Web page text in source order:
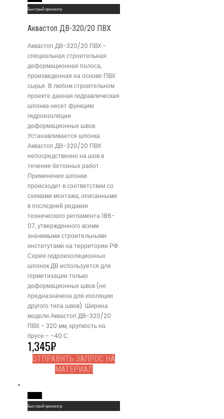
Быстрый просмотр
Аквастоп ДВ-320/20 ПВХ
Аквастоп ДВ-320/20 ПВХ -
специальная строительная
деформационная полоса,
произведенная на основе ПВХ
сырья. В любом строительном
проекте данная гидравлическая
шпонка несет функцию
гидроизоляции
деформационных швов.
Устанавливается шпонка
Аквастоп ДВ-320/20 ПВХ
непосредственно на шов в
течение бетонных работ.
Применение шпонки
происходит в соответствии со
схемами монтажа, описанными
в последней редакии
технического регламента 186-
07, утвержденного всеми
значимыми строительными
институтами на территории РФ.
Серия гидроизоляционных
шпонок ДВ используется для
герметизации только
деформационных швов (не
предназначена для изоляции
другого типа швов). Ширина
модели Аквастоп ДВ-320/20
ПВХ - 320 мм, хрупкость на
брусе - -40 С.
1,345₽
ОТПРАВИТЬ ЗАПРОС НА
МАТЕРИАЛ
Быстрый просмотр